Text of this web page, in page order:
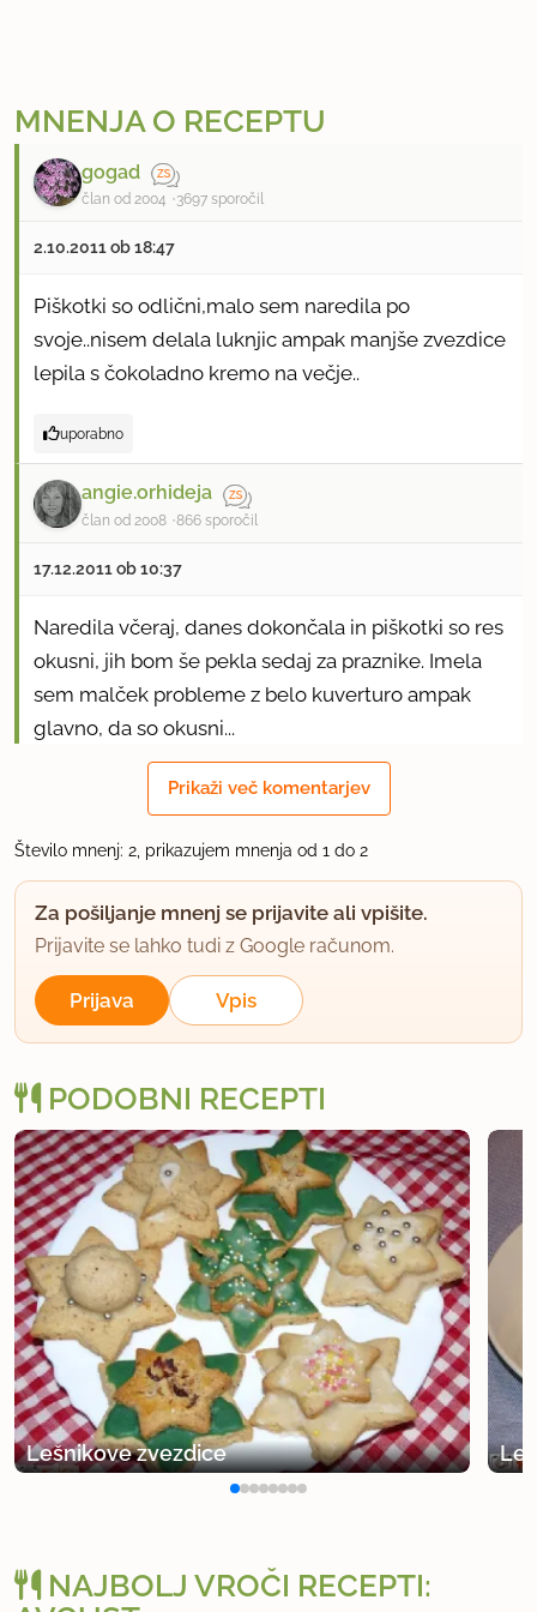
MNENJA O RECEPTU
gogad
član od 2004 3697 sporočil
2.10.2011 ob 18:47
Piškotki so odlični,malo sem naredila po
svoje..nisem delala luknjic ampak manjše zvezdice
lepila s čokoladno kremo na večje..
uporabno
angie.orhideja
član od 2008 866 sporočil
17.12.2011 ob 10:37
Naredila včeraj, danes dokončala in piškotki so res
okusni, jih bom še pekla sedaj za praznike. Imela
sem malček probleme z belo kuverturo ampak
glavno, da so okusni...
Prikaži več komentarjev
Število mnenj: 2, prikazujem mnenja od 1 do 2
Za pošiljanje mnenj se prijavite ali vpišite.
Prijavite se lahko tudi z Google računom.
Prijava Vpis
PODOBNI RECEPTI
Lešnikove zvezdice
NAJBOLJ VROČI RECEPTI: